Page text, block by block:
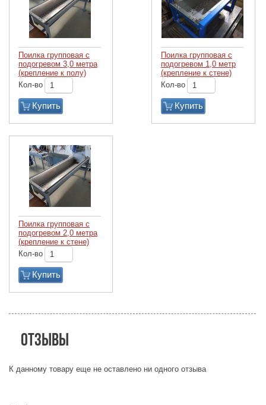
Поилка групповая с
подогревом 3,0 метра
(крепление к полу)
Кол-во
Купить
Поилка групповая с
подогревом 1,0 метр
(крепление к стене)
Кол-во
Купить
Поилка групповая с
подогревом 2,0 метра
(крепление к стене)
Кол-во
Купить
Отзывы
К данному товару еще не оставлено ни одного отзыва